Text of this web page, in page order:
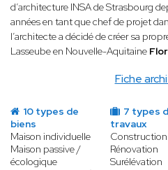
Fiche
d’architecture INSA de Strasbourg
années en tant que chef de projet
l’architecte a décidé de créer sa
Lasseube en Nouvelle-Aquitaine
10 types de
biens
Maison individuelle
Maison passive /
écologique
7 types
travaux
Rénovation
Surélévation